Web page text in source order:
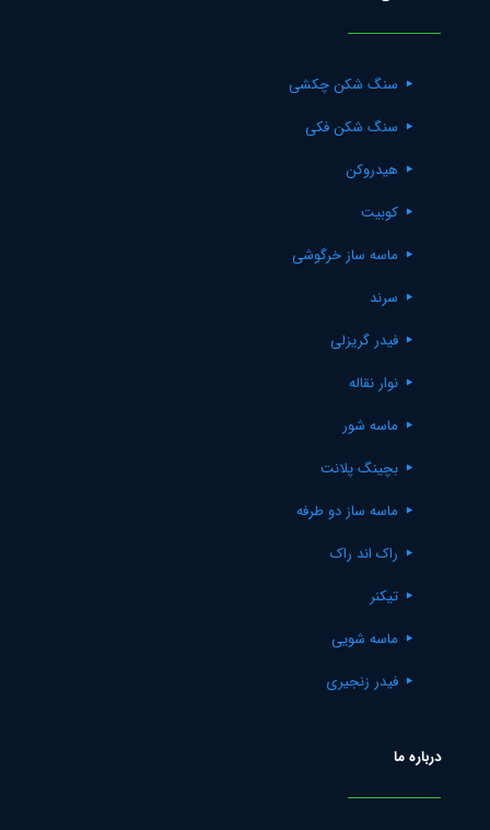
سنگ شکن چکشی
سنگ شکن فکی
هیدروکن
کوبیت
ماسه ساز خرگوشی
سرند
فیدر گریزلی
نوار نقاله
ماسه شور
بچینگ پلانت
ماسه ساز دو طرفه
راک اند راک
تیکنر
ماسه شویی
فیدر زنجیری
درباره ما